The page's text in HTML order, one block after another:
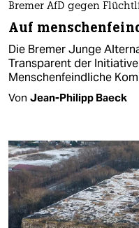
Bremer AfD gegen
Auf
Die Bremer Junge
Transparent der
Menschenfeindliche
Von Jean-Philipp Baeck